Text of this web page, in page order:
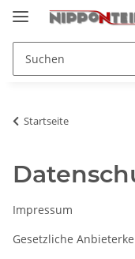
Startseite
Impressum
Gesetzliche